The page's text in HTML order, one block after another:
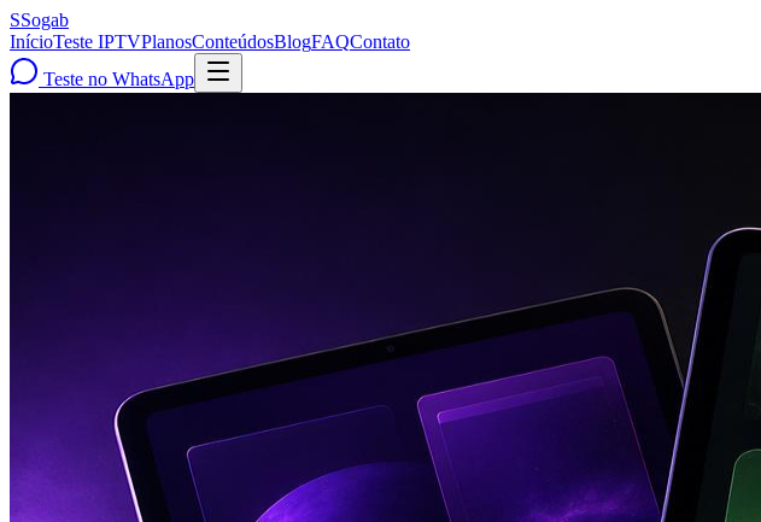
SSogab
InícioTeste IPTVPlanosConteúdosBlogFAQContato
Teste no WhatsApp